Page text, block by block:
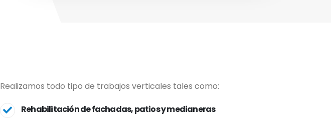
Realizamos todo tipo de trabajos verticales tales como:
Rehabilitación de fachadas, patios y medianeras